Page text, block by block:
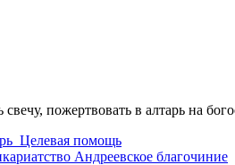
пожертвовать в алтарь на
Целевая помощь
Андреевское благочиние